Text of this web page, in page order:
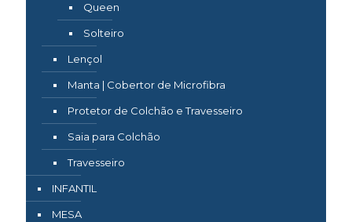
Queen
Solteiro
Lençol
Manta | Cobertor de Microfibra
Protetor de Colchão e Travesseiro
Saia para Colchão
Travesseiro
INFANTIL
MESA